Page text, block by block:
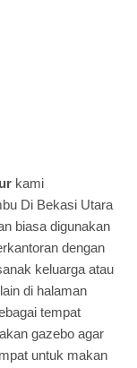
kami
Di Bekasi Utara
biasa digunakan
dengan
keluarga atau
di halaman
tempat
gazebo agar
untuk makan